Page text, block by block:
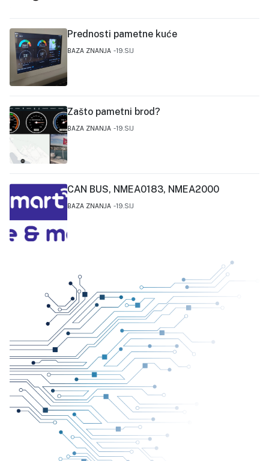
Prednosti pametne kuće
BAZA ZNANJA 19.SIJ
Zašto pametni brod?
BAZA ZNANJA 19.SIJ
CAN BUS, NMEA0183, NMEA2000
BAZA ZNANJA 19.SIJ